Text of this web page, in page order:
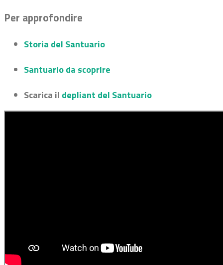
Per approfondire
Storia del Santuario
Santuario da scoprire
Scarica il depliant del Santuario